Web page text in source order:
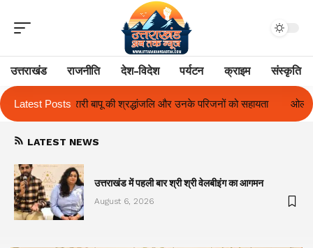
उत्तराखंड राजनीति देश-विदेश पर्यटन क्राइम संस्कृति
Latest Posts
और उनके परिजनों को सहायता ओलंपस हाई के इंटर-हाउस फुटबॉल टूर्नामेंट में रिग
LATEST NEWS
उत्तराखंड में पहली बार श्री श्री वेलबीइंग का आगमन
August 6, 2026